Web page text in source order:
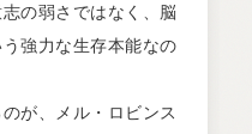
の弱さではなく、脳
強力な生存本能なの
が、メル・ロビンス